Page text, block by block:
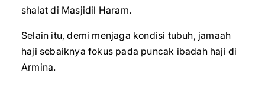
shalat di Masjidil Haram.
Selain itu, demi menjaga kondisi tubuh, jamaah
haji sebaiknya fokus pada puncak ibadah haji di
Armina.